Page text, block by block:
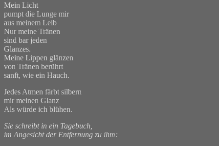
Mein Licht
pumpt die Lunge mir
aus meinem Leib
Nur meine Tränen
sind bar jeden
Glanzes.
Meine Lippen glänzen
von Tränen berührt
sanft, wie ein Hauch.
Jedes Atmen färbt silbern
mir meinen Glanz
Als würde ich blühen.
Sie schreibt in ein Tagebuch,
im Angesicht der Entfernung zu ihm: